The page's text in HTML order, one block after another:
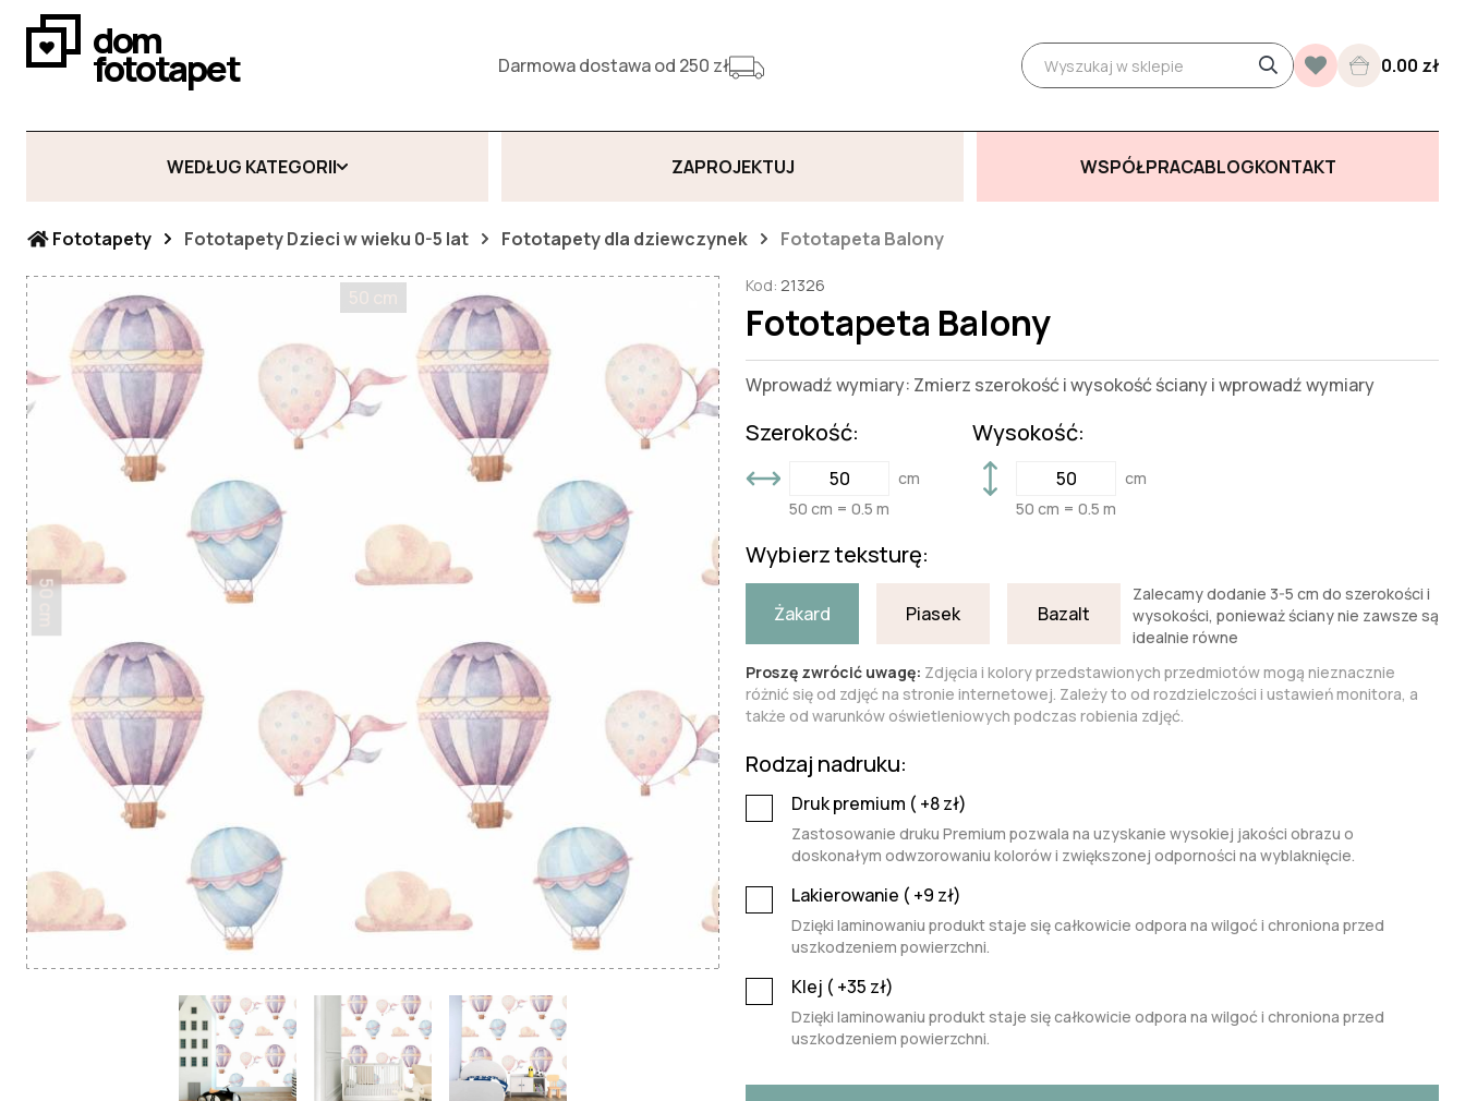
dom
fototapet Darmowa dostawa od 250 zł 0.00 zł
WEDŁUG KATEGORII ZAPROJEKTUJ WSPÓŁPRACABLOGKONTAKT
Fototapety Fototapety Dzieci w wieku 0-5 lat Fototapety dla dziewczynek Fototapeta Balony
50 cm
Kod: 21326
Fototapeta Balony
Wprowadź wymiary: Zmierz szerokość i wysokość ściany i wprowadź wymiary
Szerokość:
cm
50 cm = 0.5 m
Wysokość:
cm
50 cm = 0.5 m
Wybierz teksturę:
Żakard Piasek Bazalt
Zalecamy dodanie 3-5 cm do szerokości i
wysokości, ponieważ ściany nie zawsze są
idealnie równe
Proszę zwrócić uwagę: Zdjęcia i kolory przedstawionych przedmiotów mogą nieznacznie
różnić się od zdjęć na stronie internetowej. Zależy to od rozdzielczości i ustawień monitora, a
także od warunków oświetleniowych podczas robienia zdjęć.
Rodzaj nadruku:
Druk premium ( +8zł)
Zastosowanie druku Premium pozwala na uzyskanie wysokiej jakości obrazu o
doskonałym odwzorowaniu kolorów i zwiększonej odporności na wyblaknięcie.
Lakierowanie ( +9 zł)
Dzięki laminowaniu produkt staje się całkowicie odpora na wilgoć i chroniona przed
uszkodzeniem powierzchni.
Klej ( +35 zł)
Dzięki laminowaniu produkt staje się całkowicie odpora na wilgoć i chroniona przed
uszkodzeniem powierzchni.